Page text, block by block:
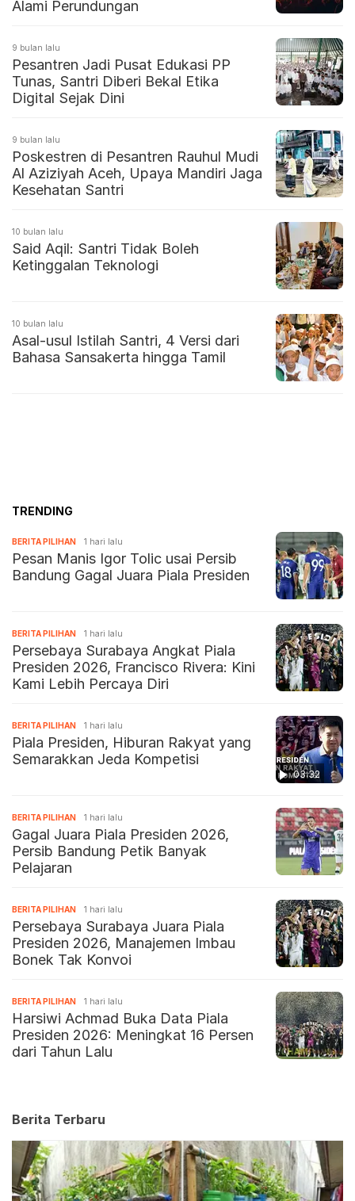
Alami Perundungan
9 bulan lalu
Pesantren Jadi Pusat Edukasi PP
Tunas, Santri Diberi Bekal Etika
Digital Sejak Dini
9 bulan lalu
Poskestren di Pesantren Rauhul Mudi
Al Aziziyah Aceh, Upaya Mandiri Jaga
Kesehatan Santri
10 bulan lalu
Said Aqil: Santri Tidak Boleh
Ketinggalan Teknologi
10 bulan lalu
Asal-usul Istilah Santri, 4 Versi dari
Bahasa Sansakerta hingga Tamil
TRENDING
BERITA PILIHAN 1 hari lalu
Pesan Manis Igor Tolic usai Persib
Bandung Gagal Juara Piala Presiden
BERITA PILIHAN 1 hari lalu
Persebaya Surabaya Angkat Piala
Presiden 2026, Francisco Rivera: Kini
Kami Lebih Percaya Diri
03:32
BERITA PILIHAN 1 hari lalu
Piala Presiden, Hiburan Rakyat yang
Semarakkan Jeda Kompetisi
BERITA PILIHAN 1 hari lalu
Gagal Juara Piala Presiden 2026,
Persib Bandung Petik Banyak
Pelajaran
BERITA PILIHAN 1 hari lalu
Persebaya Surabaya Juara Piala
Presiden 2026, Manajemen Imbau
Bonek Tak Konvoi
BERITA PILIHAN 1 hari lalu
Harsiwi Achmad Buka Data Piala
Presiden 2026: Meningkat 16 Persen
dari Tahun Lalu
Berita Terbaru